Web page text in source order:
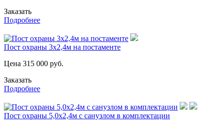
Заказать
Подробнее
Пост охраны 3х2,4м на постаменте
Цена 315 000 руб.
Заказать
Подробнее
Пост охраны 5,0х2,4м с санузлом в комплектации